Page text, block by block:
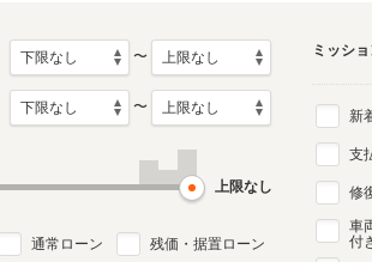
〜
〜
上限なし
通常ローン 残価・据置ローン
ミッシ
新
支
修
車
付